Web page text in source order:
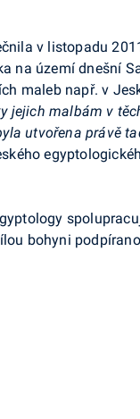
v listopadu
na území dnešní
maleb např. v
jejich malbám v
utvořena právě
bohyni